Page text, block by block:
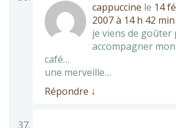
cappuccine le 14
2007 à 14 h 42 min
je viens de goûter
accompagner mon
café…
une merveille…
Répondre ↓